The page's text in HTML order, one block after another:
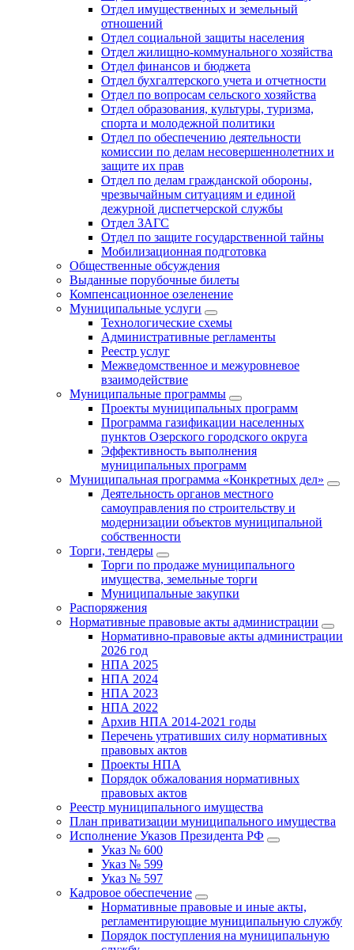
Отдел имущественных и земельный
отношений
Отдел социальной защиты населения
Отдел жилищно-коммунального хозяйства
Отдел финансов и бюджета
Отдел бухгалтерского учета и отчетности
Отдел по вопросам сельского хозяйства
Отдел образования, культуры, туризма,
спорта и молодежной политики
Отдел по обеспечению деятельности
комиссии по делам несовершеннолетних и
защите их прав
Отдел по делам гражданской обороны,
чрезвычайным ситуациям и единой
дежурной диспетчерской службы
Отдел ЗАГС
Отдел по защите государственной тайны
Мобилизационная подготовка
Общественные обсуждения
Выданные порубочные билеты
Компенсационное озеленение
Муниципальные услуги
Технологические схемы
Административные регламенты
Реестр услуг
Межведомственное и межуровневое
взаимодействие
Муниципальные программы
Проекты муниципальных программ
Программа газификации населенных
пунктов Озерского городского округа
Эффективность выполнения
муниципальных программ
Муниципальная программа «Конкретных дел»
Деятельность органов местного
самоуправления по строительству и
модернизации объектов муниципальной
собственности
Торги, тендеры
Торги по продаже муниципального
имущества, земельные торги
Муниципальные закупки
Распоряжения
Нормативные правовые акты администрации
Нормативно-правовые акты администрации
2026 год
НПА 2025
НПА 2024
НПА 2023
НПА 2022
Архив НПА 2014-2021 годы
Перечень утративших силу нормативных
правовых актов
Проекты НПА
Порядок обжалования нормативных
правовых актов
Реестр муниципального имущества
План приватизации муниципального имущества
Исполнение Указов Президента РФ
Указ № 600
Указ № 599
Указ № 597
Кадровое обеспечение
Нормативные правовые и иные акты,
регламентирующие муниципальную службу
Порядок поступления на муниципальную